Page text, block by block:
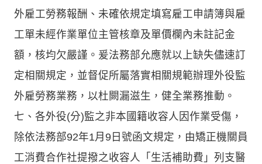
外雇工勞務報酬、未確依規定填寫雇工申請簿與雇
工單未經作業單位主管核章及單價欄內未註記金
額，核均欠嚴謹。爰法務部允應就以上缺失儘速訂
定相關規定，並督促所屬落實相關規範辦理外役監
外雇勞務業務，以杜闕漏滋生，健全業務推動。
七、各外役(分)監之非本國籍收容人因作業受傷，
除依法務部92年1月9日號函文規定，由矯正機關員
工消費合作社提撥之收容人「生活補助費」列支醫